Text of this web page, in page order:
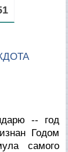
-- год
Годом
самого